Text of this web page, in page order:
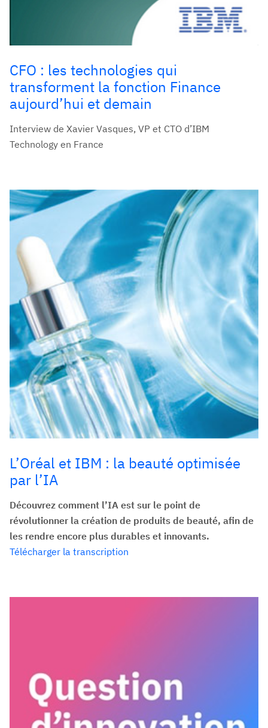
CFO : les technologies qui
transforment la fonction Finance
aujourd’hui et demain
Interview de Xavier Vasques, VP et CTO d’IBM
Technology en France
L’Oréal et IBM : la beauté optimisée
par l’IA
Découvrez comment l’IA est sur le point de
révolutionner la création de produits de beauté, afin de
les rendre encore plus durables et innovants.
Télécharger la transcription